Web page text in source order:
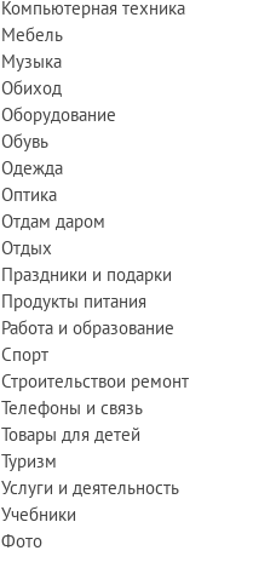
Компьютерная техника
Мебель
Музыка
Обиход
Оборудование
Обувь
Одежда
Оптика
Отдам даром
Отдых
Праздники и подарки
Продукты питания
Работа и образование
Спорт
Строительствои ремонт
Телефоны и связь
Товары для детей
Туризм
Услуги и деятельность
Учебники
Фото